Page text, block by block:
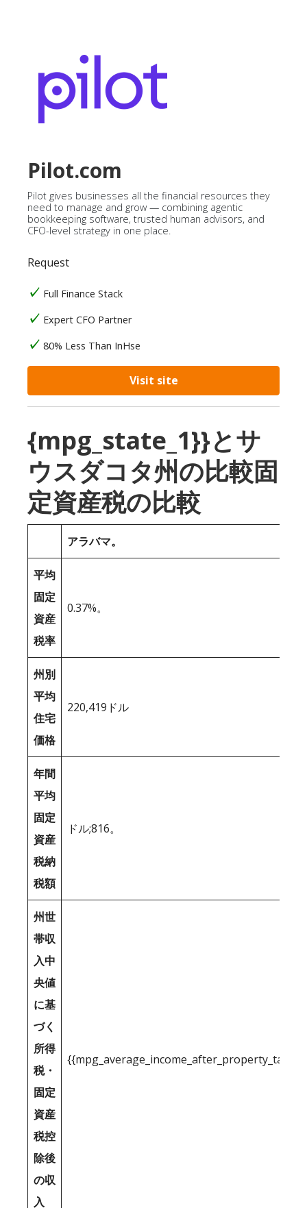
Pilot.com
Pilot gives businesses all the financial resources they
need to manage and grow — combining agentic
bookkeeping software, trusted human advisors, and
CFO-level strategy in one place.
Request
Full Finance Stack
Expert CFO Partner
80% Less Than InHse
Visit site
{mpg_state_1}}とサ
ウスダコタ州の比較固
定資産税の比較
アラバマ。
平均
固定
資産
税率
0.37%。
州別
平均
住宅
価格
220,419ドル
年間
平均
固定
資産
税納
税額
ドル;816。
州世
帯収
入中
央値
に基
づく
所得
税・
固定
資産
税控
除後
の収
入